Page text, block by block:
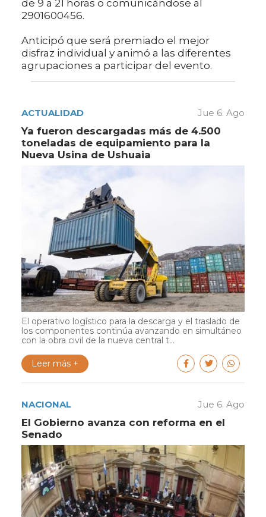
de 9 a 21 horas o comunicándose al
2901600456.
Anticipó que será premiado el mejor
disfraz individual y animó a las diferentes
agrupaciones a participar del evento.
ACTUALIDAD Jue 6. Ago
Ya fueron descargadas más de 4.500
toneladas de equipamiento para la
Nueva Usina de Ushuaia
El operativo logístico para la descarga y el traslado de
los componentes continúa avanzando en simultáneo
con la obra civil de la nueva central t...
Leer más +
NACIONAL Jue 6. Ago
El Gobierno avanza con reforma en el
Senado